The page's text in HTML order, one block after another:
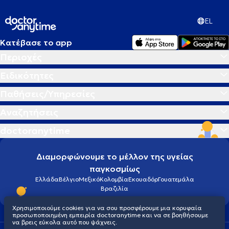
EL
Κατέβασε το app
Διαμορφώνουμε το μέλλον της υγείας
παγκοσμίως
ΕλλάδαΒέλγιοΜεξικόΚολομβίαΕκουαδόρΓουατεμάλα
Βραζιλία
Χρησιμοποιούμε cookies για να σου προσφέρουμε μια κορυφαία
προσωποποιημένη εμπειρία doctoranytime και να σε βοηθήσουμε
να βρεις εύκολα αυτό που ψάχνεις.